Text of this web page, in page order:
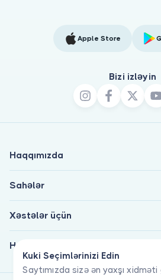
Kuki Seçimlərinizi Edin
Saytımızda sizə ən yaxşı
Apple Store
Bizi izləyin
Haqqımızda
Sahələr
Xəstələr üçün
Həkimlər üçün